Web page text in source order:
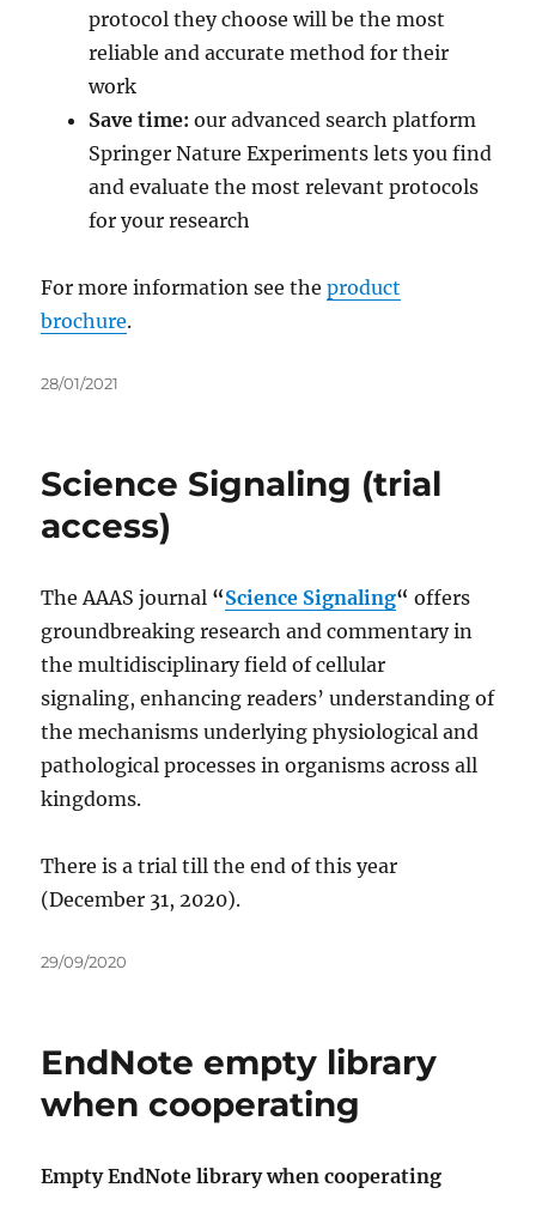
protocol they choose will be the most
reliable and accurate method for their
work
Save time:our advanced search platform
Springer Nature Experiments lets you find
and evaluate the most relevant protocols
for your research
For more information see theproduct
brochure.
Geplaatst
28/01/2021
Science Signaling (trial
access)
The AAAS journal “Science Signaling“ offers
groundbreaking research and commentary in
the multidisciplinary field of cellular
signaling, enhancing readers’ understanding of
the mechanisms underlying physiological and
pathological processes in organisms across all
kingdoms.
There is a trial till the end of this year
(December 31, 2020).
Geplaatst
29/09/2020
EndNote empty library
when cooperating
Empty EndNote library when cooperating